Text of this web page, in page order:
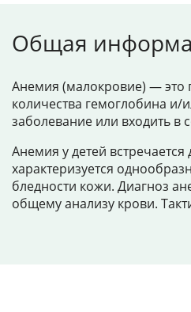
Общая
Анемия (малокровие) — это
количества гемоглобина и/
заболевание или входить в
Анемия у детей
характеризуется
бледности кожи. Диагноз
общему анализу крови.